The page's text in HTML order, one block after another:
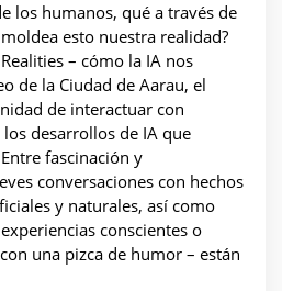
los humanos, qué a través de
esto nuestra realidad?
– cómo la IA nos
de la Ciudad de Aarau, el
de interactuar con
desarrollos de IA que
fascinación y
conversaciones con hechos
y naturales, así como
conscientes o
una pizca de humor – están